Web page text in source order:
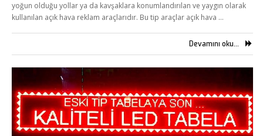
yoğun olduğu yollar ya da kavşaklara konumlandırılan ve yaygın olarak
kullanılan açık hava reklam araçlarıdır. Bu tip araçlar açık hava …
Devamını oku...